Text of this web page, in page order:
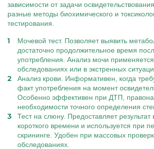
зависимости от задачи
разные методы биохимического и
тестирования.
Мочевой тест. Позволяет выявить
достаточно продолжительное время
употребления. Анализ мочи
обследованиях или в экстренных
Анализ крови. Информативен, когда
факт употребления на момент
Особенно эффективен при ДТП,
необходимости точного определения
Тест на слюну. Предоставляет результат
короткого времени и используется при
скрининге. Удобен при массовых
обследованиях.